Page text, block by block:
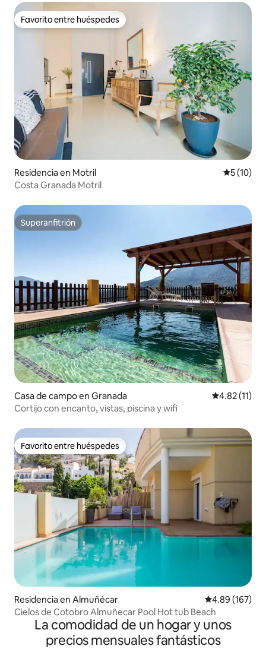
Favorito entre huéspedes
Favorito entre huéspedes
Residencia en Motril
5 (10)
Costa Granada Motril
Superanfitrión
Superanfitrión
Casa de campo en Granada Calificación
4.82 (11)
Cortijo con encanto, vistas, piscina y wifi
Favorito entre huéspedes
Favorito entre huéspedes
Residencia en Almuñécar Calificación
4.89 (167)
Cielos de Cotobro Almuñecar Pool Hot tub Beach
La comodidad de un hogar y unos
precios mensuales fantásticos